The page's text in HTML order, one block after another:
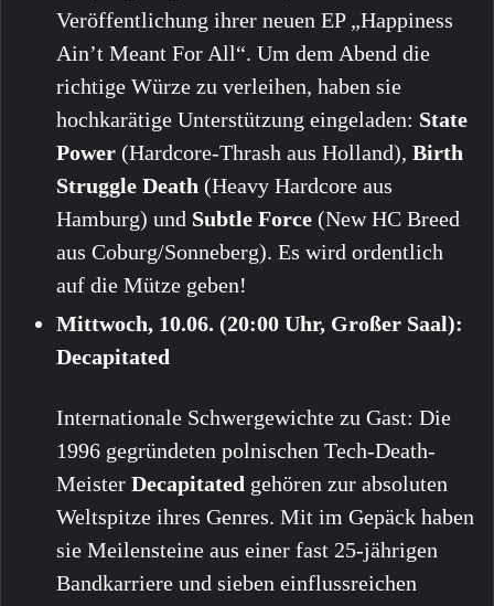
Veröffentlichung ihrer neuen EP „Happiness
Ain’t Meant For All“. Um dem Abend die
richtige Würze zu verleihen, haben sie
hochkarätige Unterstützung eingeladen: State
Power (Hardcore-Thrash aus Holland), Birth
Struggle Death (Heavy Hardcore aus
Hamburg) und Subtle Force (New HC Breed
aus Coburg/Sonneberg). Es wird ordentlich
auf die Mütze geben!
Mittwoch, 10.06. (20:00 Uhr, Großer Saal):
Decapitated
Internationale Schwergewichte zu Gast: Die
1996 gegründeten polnischen Tech-Death-
Meister Decapitated gehören zur absoluten
Weltspitze ihres Genres. Mit im Gepäck haben
sie Meilensteine aus einer fast 25-jährigen
Bandkarriere und sieben einflussreichen